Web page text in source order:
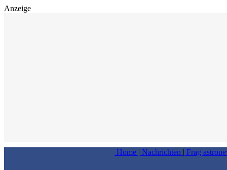
Anzeige
Home | Nachrichten | Frag